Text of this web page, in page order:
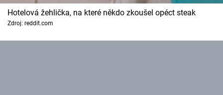
Hotelová žehlička, na které někdo zkoušel opéct steak
Zdroj: reddit.com